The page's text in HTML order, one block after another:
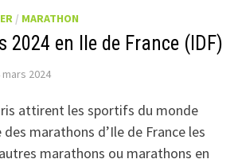
/ MARATHON
2024 en Ile de France (IDF)
mars 2024
attirent les sportifs du monde
marathons d’Ile de France les
marathons ou marathons en